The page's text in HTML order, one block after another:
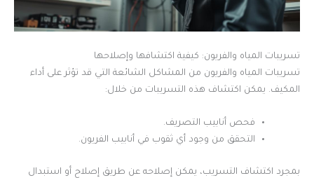
تسريبات المياه والفريون: كيفية اكتشافها وإصلاحها
تسريبات المياه والفريون من المشاكل الشائعة التي قد تؤثر على أداء
المكيف. يمكن اكتشاف هذه التسريبات من خلال:
فحص أنابيب التصريف.
التحقق من وجود أي ثقوب في أنابيب الفريون.
بمجرد اكتشاف التسريب، يمكن إصلاحه عن طريق إصلاح أو استبدال